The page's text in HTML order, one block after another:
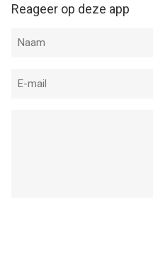
Reageer op deze app